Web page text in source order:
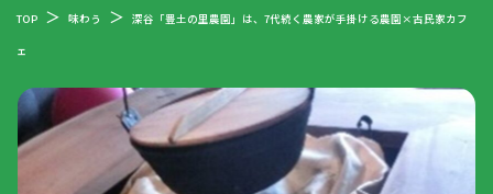
検索
スポット
イベント
体験
ベジタブルテーマパークとは
VTPキャストミーティング
アンバサダー
お役立ち情報
レシピ集
TOP 味わう 深谷「豊土の里農園」は、7代続く農家が手掛ける農園×古民家カフ
ェ